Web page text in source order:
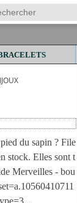
du sapin ? File
stock. Elles sont t
Merveilles - bou